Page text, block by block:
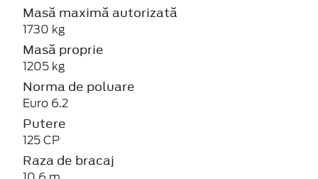
Masă maximă autorizată
1730 kg
Masă proprie
1205 kg
Norma de poluare
Euro 6.2
Putere
125 CP
Raza de bracaj